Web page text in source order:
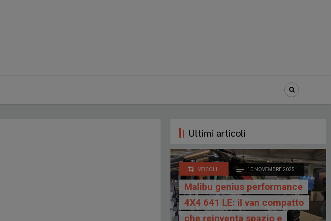
Ultimi articoli
VEICOLI 10 NOVEMBRE 2025
Malibu genius performance
4X4 641 LE: il van compatto
che reinventa spazio e